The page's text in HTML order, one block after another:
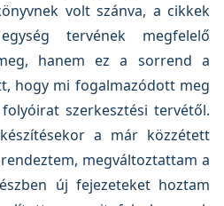
volt szánva, a cikkek
tervének megfelelő
hanem ez a sorrend a
hogy mi fogalmazódott meg
szerkesztési tervétől.
a már közzétett
megváltoztattam a
új fejezeteket hoztam